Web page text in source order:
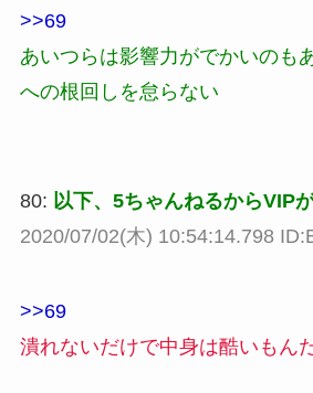
>>69
あいつらは影響力がでかいのも
への根回しを怠らない
80: 以下、5ちゃんねるからVIP
2020/07/02(木) 10:54:14.798
>>69
潰れないだけで中身は酷いもん